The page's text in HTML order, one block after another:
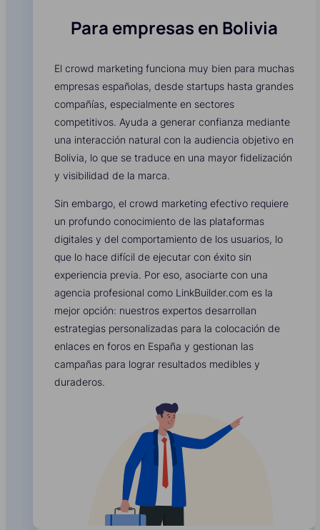
Para empresas en Bolivia
El crowd marketing funciona muy bien para muchas
empresas españolas, desde startups hasta grandes
compañías, especialmente en sectores
competitivos. Ayuda a generar confianza mediante
una interacción natural con la audiencia objetivo en
Bolivia, lo que se traduce en una mayor fidelización
y visibilidad de la marca.
Sin embargo, el crowd marketing efectivo requiere
un profundo conocimiento de las plataformas
digitales y del comportamiento de los usuarios, lo
que lo hace difícil de ejecutar con éxito sin
experiencia previa. Por eso, asociarte con una
agencia profesional como LinkBuilder.com es la
mejor opción: nuestros expertos desarrollan
estrategias personalizadas para la colocación de
enlaces en foros en España y gestionan las
campañas para lograr resultados medibles y
duraderos.